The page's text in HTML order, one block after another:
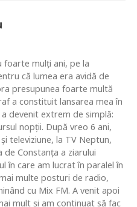
foarte mulţi ani, pe la
că lumea era avidă de
presupunea foarte multă
a constituit lansarea mea în
devenit extrem de simplă:
nopţii. După vreo 6 ani,
televiziune, la TV Neptun,
de Constanţa a ziarului
în care am lucrat în paralel în
multe posturi de radio,
cu Mix FM. A venit apoi
mult şi am continuat să fac